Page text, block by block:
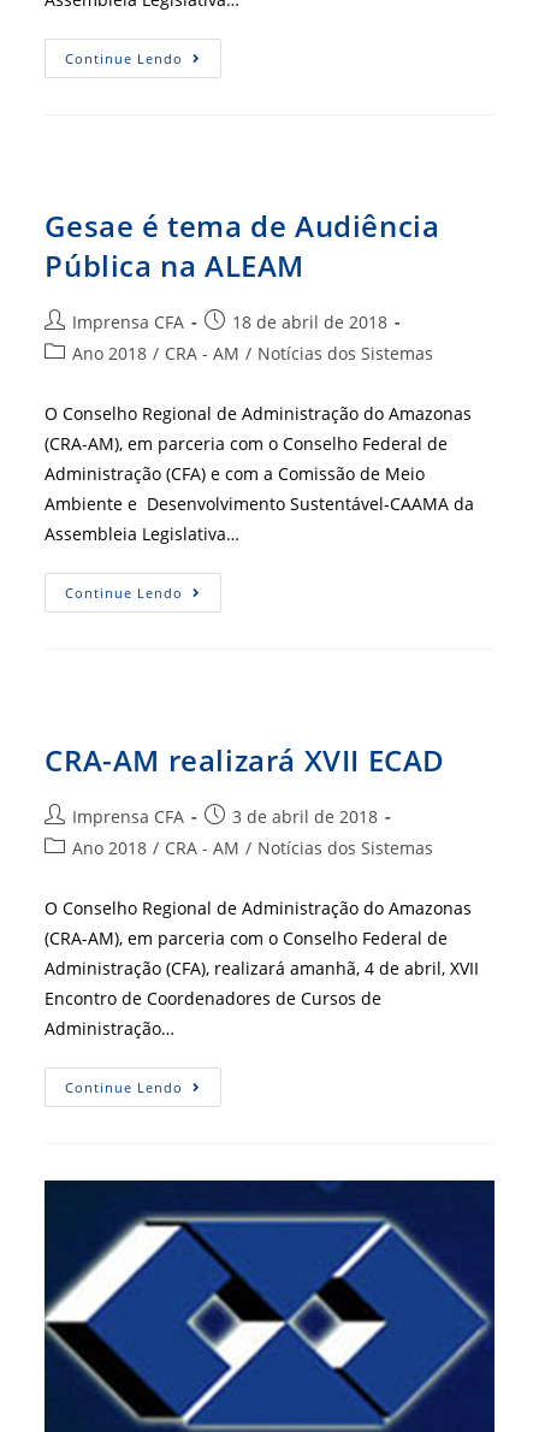
Continue Lendo Gesae
É
Gesae é tema de Audiência
Pública na ALEAM
Autor
do
Imprensa CFA
Post
publicado:
18 de abril de 2018
Categoria
post:
Ano 2018 / CRA - AM / Notícias dos Sistemas
O Conselho Regional de Administração do Amazonas
(CRA-AM), em parceria com o Conselho Federal de
Administração (CFA) e com a Comissão de Meio
Ambiente e Desenvolvimento Sustentável-CAAMA da
Assembleia Legislativa…
Continue Lendo Gesae
É
CRA-AM realizará XVII ECAD
Autor
do
Imprensa CFA
Post
publicado:
3 de abril de 2018
Categoria
post:
Ano 2018 / CRA - AM / Notícias dos Sistemas
O Conselho Regional de Administração do Amazonas
(CRA-AM), em parceria com o Conselho Federal de
Administração (CFA), realizará amanhã, 4 de abril, XVII
Encontro de Coordenadores de Cursos de
Administração…
Continue Lendo CRA-
AM